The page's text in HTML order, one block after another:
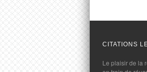
CITATIONS
Le plaisir de la